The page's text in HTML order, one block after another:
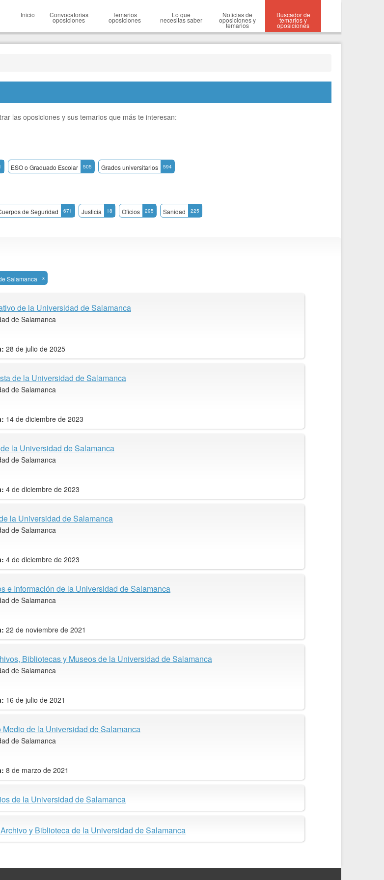
Inicio Convocatorias
oposiciones
Temarios
oposiciones
Lo que
necesitas saber
Noticias de
oposiciones y
temarios
Buscador de
temarios y
oposiciones
las oposiciones y sus temarios que más te interesan:
ESO o Graduado Escolar 505 Grados universitarios 594
de Seguridad 671 Justicia 18 Oficios 295 Sanidad 225
Salamanca x
de la Universidad de Salamanca
de Salamanca
28 de julio de 2025
de la Universidad de Salamanca
de Salamanca
14 de diciembre de 2023
la Universidad de Salamanca
de Salamanca
4 de diciembre de 2023
la Universidad de Salamanca
de Salamanca
4 de diciembre de 2023
e Información de la Universidad de Salamanca
de Salamanca
22 de noviembre de 2021
Bibliotecas y Museos de la Universidad de Salamanca
de Salamanca
16 de julio de 2021
de la Universidad de Salamanca
de Salamanca
8 de marzo de 2021
de la Universidad de Salamanca
y Biblioteca de la Universidad de Salamanca